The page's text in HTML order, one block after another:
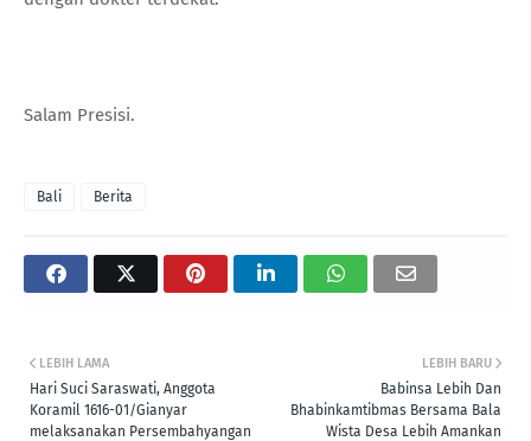
Salam Presisi.
Bali Berita
LEBIH BARU
Babinsa Lebih Dan
Bhabinkamtibmas Bersama Bala
Wista Desa Lebih Amankan
LEBIH LAMA
Hari Suci Saraswati, Anggota
Koramil 1616-01/Gianyar
melaksanakan Persembahyangan